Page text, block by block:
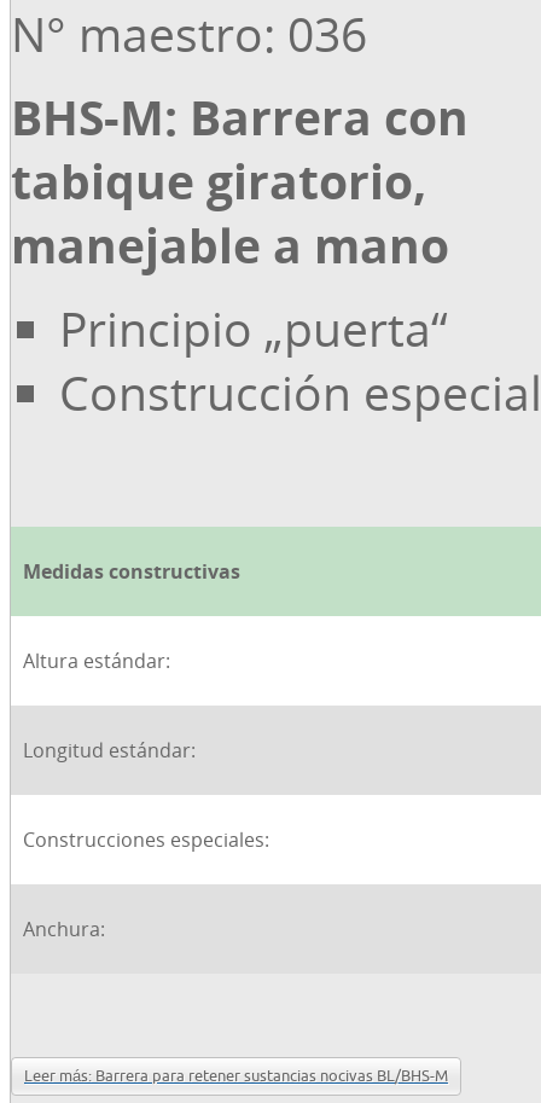
N° maestro: 036
BHS-M: Barrera con
tabique giratorio,
manejable a mano
Principio „puerta“
Construcción
Medidas constructivas
Altura estándar:
Longitud estándar:
Construcciones especiales:
Anchura:
Leer más: Barrera para retener sustancias nocivas BL/BHS-M